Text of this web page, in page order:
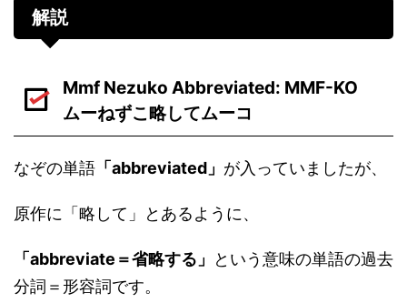
解説
Mmf Nezuko Abbreviated: MMF-KO
ムーねずこ略してムーコ
なぞの単語 「abbreviated」 が入っていましたが、
原作に「略して」とあるように、
「abbreviate＝省略する」
という意味の単語の過去
分詞＝形容詞です。